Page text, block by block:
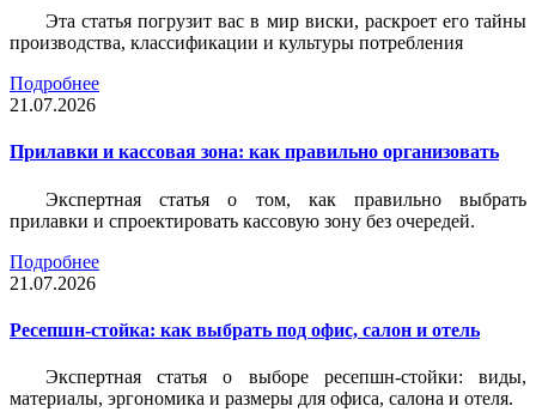
Эта статья погрузит вас в мир виски, раскроет его тайны
производства, классификации и культуры потребления
Подробнее
21.07.2026
Прилавки и кассовая зона: как правильно организовать
Экспертная статья о том, как правильно выбрать
прилавки и спроектировать кассовую зону без очередей.
Подробнее
21.07.2026
Ресепшн-стойка: как выбрать под офис, салон и отель
Экспертная статья о выборе ресепшн-стойки: виды,
материалы, эргономика и размеры для офиса, салона и отеля.